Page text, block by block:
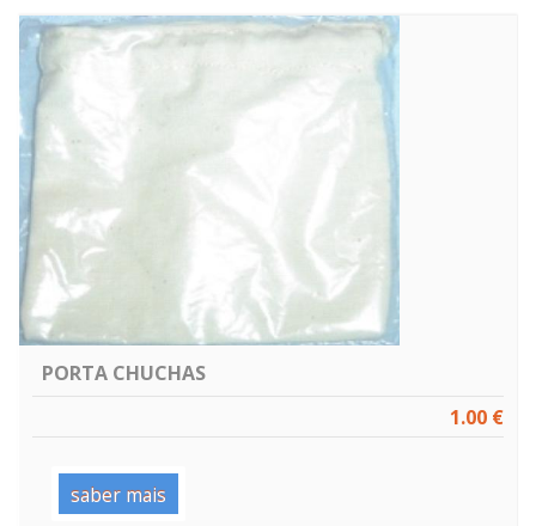
PORTA CHUCHAS
1.00 €
saber mais